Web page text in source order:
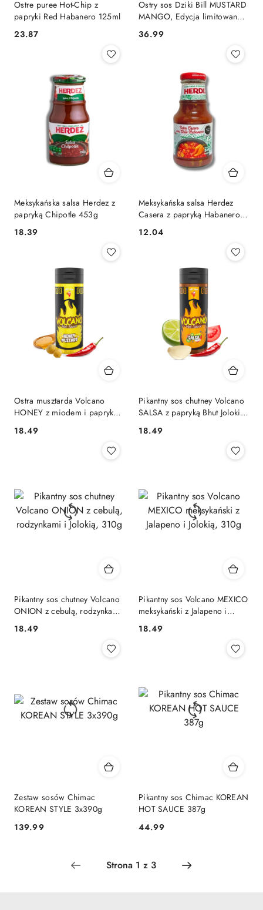
Ostre puree Hot-Chip z
papryki Red Habanero 125ml
Cena:
23.87
Ostry sos Dziki Bill MUSTARD
MANGO, Edycja limitowana
Cena:
36.99
Meksykańska salsa Herdez z
papryką Chipotle 453g
Cena:
18.39
Meksykańska salsa Herdez
Casera z papryką Habanero,
240g
Cena:
12.04
Ostra musztarda Volcano
HONEY z miodem i papryką
Cena:
18.49
Pikantny sos chutney Volcano
SALSA z papryką Bhut Jolokia,
Cena:
18.49
Pikantny sos chutney Volcano
ONION z cebulą, rodzynkami
Cena:
18.49
Pikantny sos Volcano MEXICO
meksykański z Jalapeno i
Cena:
18.49
Zestaw sosów Chimac
KOREAN STYLE 3x390g
Cena:
139.99
Pikantny sos Chimac KOREAN
HOT SAUCE 387g
Cena:
44.99